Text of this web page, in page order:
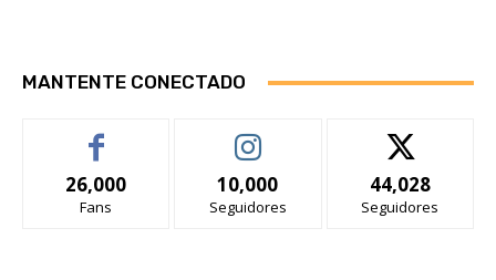
MANTENTE CONECTADO
26,000
Fans
10,000
Seguidores
44,028
Seguidores